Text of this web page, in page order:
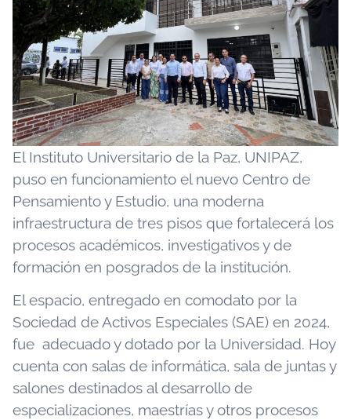
El Instituto Universitario de la Paz, UNIPAZ,
puso en funcionamiento el nuevo Centro de
Pensamiento y Estudio, una moderna
infraestructura de tres pisos que fortalecerá los
procesos académicos, investigativos y de
formación en posgrados de la institución.
El espacio, entregado en comodato por la
Sociedad de Activos Especiales (SAE) en 2024,
fue adecuado y dotado por la Universidad. Hoy
cuenta con salas de informática, sala de juntas y
salones destinados al desarrollo de
especializaciones, maestrías y otros procesos